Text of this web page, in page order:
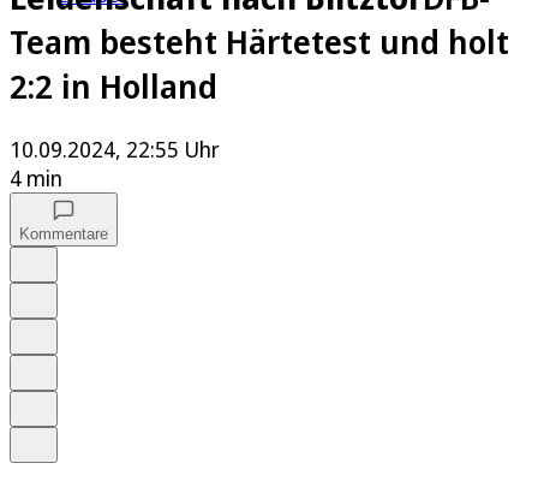
Team besteht Härtetest und holt
2:2 in Holland
10.09.2024, 22:55 Uhr
4 min
Kommentare